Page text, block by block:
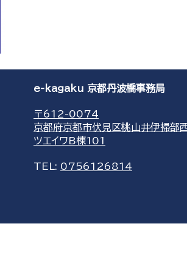
e-kagaku 京都丹波橋事務局
〒612-0074
京都府京都市伏見区桃山井伊掃部
ツエイワB棟101
TEL: 0756126814